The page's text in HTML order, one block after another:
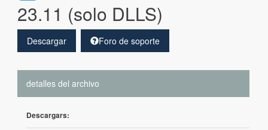
23.11 (solo DLLS)
Descargar Foro de soporte
detalles del archivo
Descargars: